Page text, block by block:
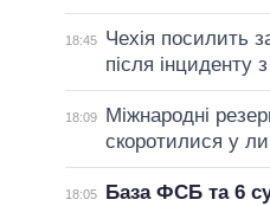
18:45
Чехія посилить
після інциденту
18:09
Міжнародні
скоротилися у
18:05
База ФСБ та 6